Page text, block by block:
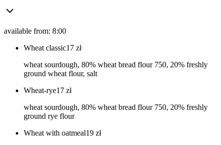
available from: 8:00
Wheat classic17 zł
wheat sourdough, 80% wheat bread flour 750, 20% freshly
ground wheat flour, salt
Wheat-rye17 zł
wheat sourdough, 80% wheat bread flour 750, 20% freshly
ground rye flour
Wheat with oatmeal19 zł